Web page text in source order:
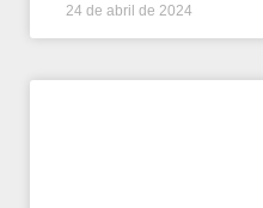
24 de abril de 2024